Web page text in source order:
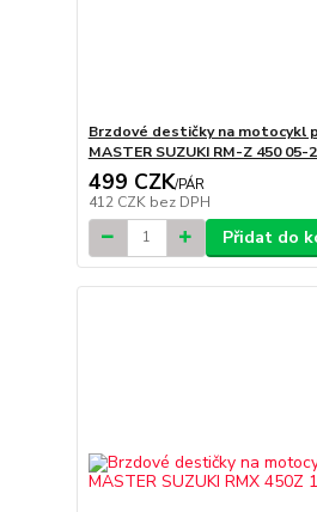
Brzdové destičky na motocykl
MASTER SUZUKI RM-Z 450 05-
499 CZK/PÁR
412 CZK bez DPH
Přidat do